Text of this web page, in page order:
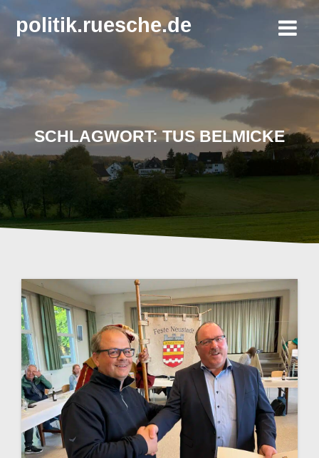
Zum
Inhalt
springen
politik.ruesche.de
SCHLAGWORT:TUS BELMICKE